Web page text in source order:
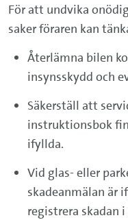
För att undvika
saker föraren kan
Återlämna bilen
insynsskydd och
Säkerställ att
instruktionsbok
ifyllda.
Vid glas- eller
skadeanmälan är
registrera skadan